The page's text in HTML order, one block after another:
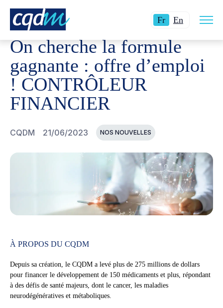
FrLangue
:
Français.
En Switchla
site
CQDM NOUVELLES ET ÉVÉNEMENTS ON CHERCHE
On cherche la formule
gagnante : offre d’emploi
! CONTRÔLEUR
FINANCIER
CQDM 21/06/2023 NOS NOUVELLES
À PROPOS DU CQDM
Depuis sa création, le CQDM a levé plus de 275 millions de dollars
pour financer le développement de 150 médicaments et plus, répondant
à des défis de santé majeurs, dont le cancer, les maladies
neurodégénératives et métaboliques.